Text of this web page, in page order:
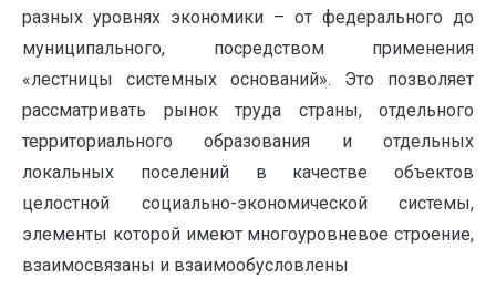
разных уровнях экономики – от федерального до
муниципального, посредством применения
«лестницы системных оснований». Это позволяет
рассматривать рынок труда страны, отдельного
территориального образования и отдельных
локальных поселений в качестве объектов
целостной социально-экономической системы,
элементы которой имеют многоуровневое строение,
взаимосвязаны и взаимообусловлены